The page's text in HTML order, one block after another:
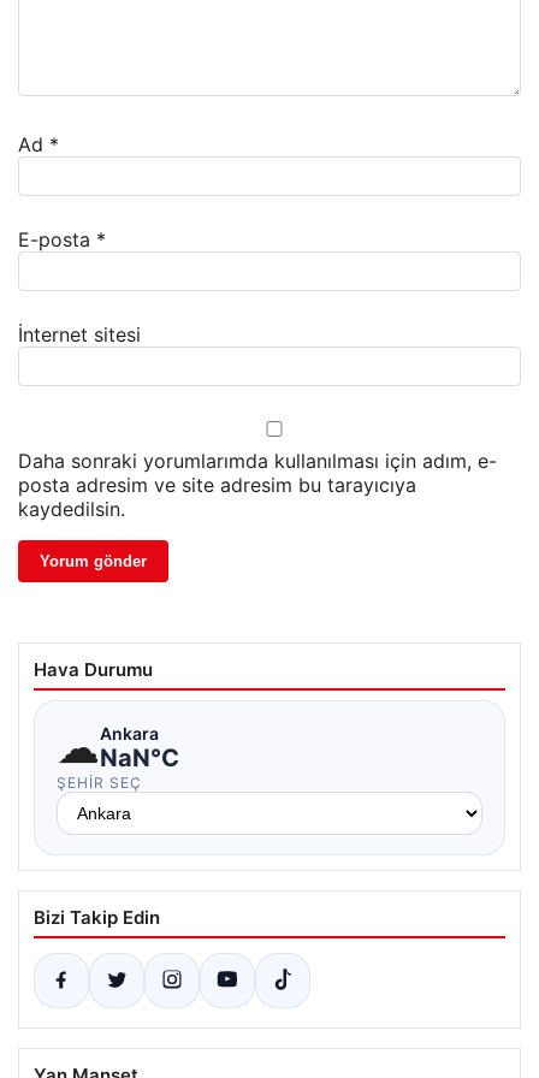
Ad *
E-posta *
İnternet sitesi
Daha sonraki yorumlarımda kullanılması için adım, e-
posta adresim ve site adresim bu tarayıcıya
kaydedilsin.
Hava Durumu
☁Ankara
NaN°C
ŞEHIR SEÇ
Bizi Takip Edin